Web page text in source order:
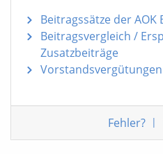
Beitragssätze der AOK
Beitragsvergleich /
Zusatzbeiträge
Fehler? |